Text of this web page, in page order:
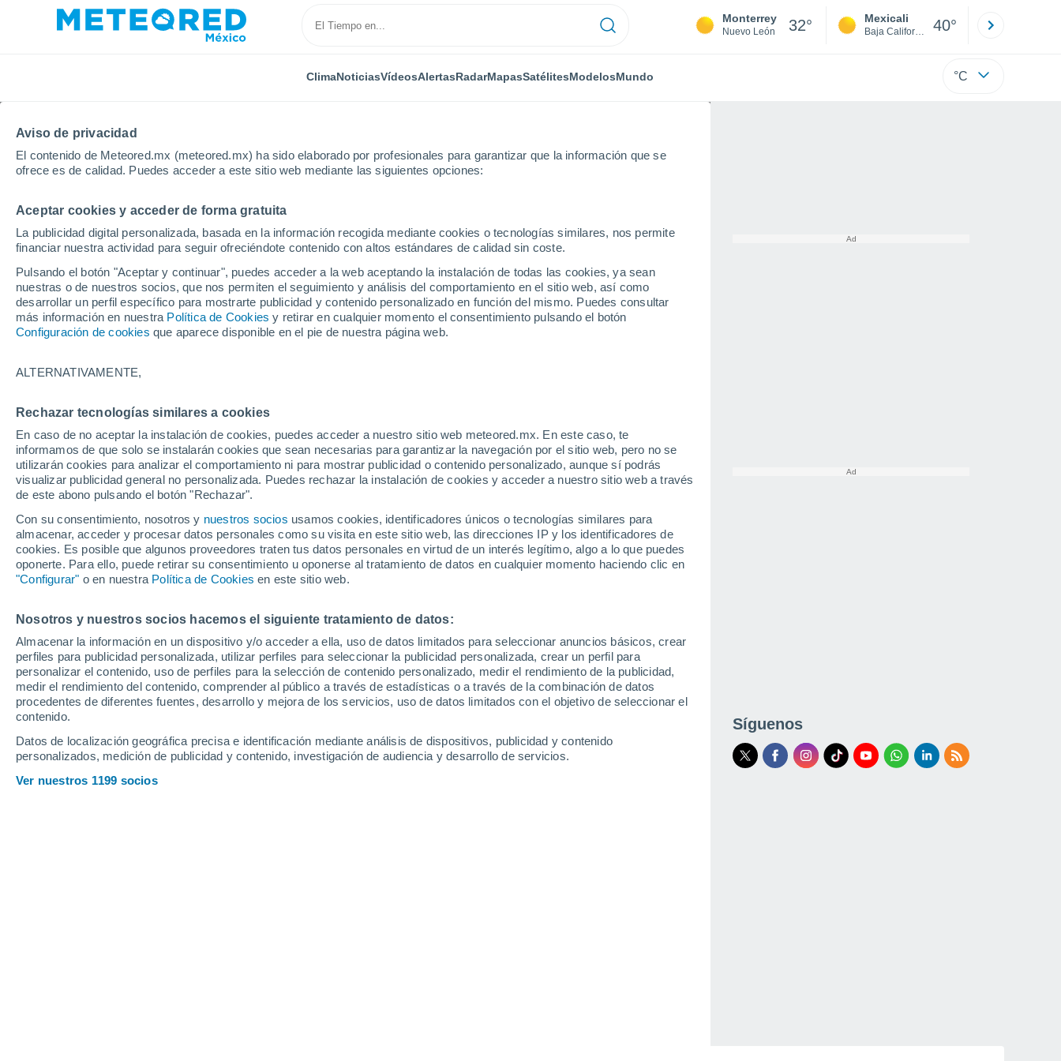
Aviso de privacidad
El contenido de Meteored.mx (meteored.mx) ha sido elaborado por profesionales para garantizar que la información que se
ofrece es de calidad. Puedes acceder a este sitio web mediante las siguientes opciones:
Aceptar cookies y acceder de forma gratuita
La publicidad digital personalizada, basada en la información recogida mediante cookies o tecnologías similares, nos permite
financiar nuestra actividad para seguir ofreciéndote contenido con altos estándares de calidad sin coste.
Pulsando el botón "Aceptar y continuar", puedes acceder a la web aceptando la instalación de todas las cookies, ya sean
nuestras o de nuestros socios, que nos permiten el seguimiento y análisis del comportamiento en el sitio web, así como
desarrollar un perfil específico para mostrarte publicidad y contenido personalizado en función del mismo. Puedes consultar
más información en nuestra Política de Cookies y retirar en cualquier momento el consentimiento pulsando el botón
Configuración de cookies que aparece disponible en el pie de nuestra página web.
ALTERNATIVAMENTE,
Rechazar tecnologías similares a cookies
En caso de no aceptar la instalación de cookies, puedes acceder a nuestro sitio web meteored.mx. En este caso, te
informamos de que solo se instalarán cookies que sean necesarias para garantizar la navegación por el sitio web, pero no se
utilizarán cookies para analizar el comportamiento ni para mostrar publicidad o contenido personalizado, aunque sí podrás
visualizar publicidad general no personalizada. Puedes rechazar la instalación de cookies y acceder a nuestro sitio web a través
de este abono pulsando el botón "Rechazar".
Con su consentimiento, nosotros y nuestros socios usamos cookies, identificadores únicos o tecnologías similares para
almacenar, acceder y procesar datos personales como su visita en este sitio web, las direcciones IP y los identificadores de
cookies. Es posible que algunos proveedores traten tus datos personales en virtud de un interés legítimo, algo a lo que puedes
oponerte. Para ello, puede retirar su consentimiento u oponerse al tratamiento de datos en cualquier momento haciendo clic en
"Configurar" o en nuestra Política de Cookies en este sitio web.
Nosotros y nuestros socios hacemos el siguiente tratamiento de datos:
Almacenar la información en un dispositivo y/o acceder a ella, uso de datos limitados para seleccionar anuncios básicos, crear
perfiles para publicidad personalizada, utilizar perfiles para seleccionar la publicidad personalizada, crear un perfil para
personalizar el contenido, uso de perfiles para la selección de contenido personalizado, medir el rendimiento de la publicidad,
medir el rendimiento del contenido, comprender al público a través de estadísticas o a través de la combinación de datos
procedentes de diferentes fuentes, desarrollo y mejora de los servicios, uso de datos limitados con el objetivo de seleccionar el
contenido.
Datos de localización geográfica precisa e identificación mediante análisis de dispositivos, publicidad y contenido
personalizados, medición de publicidad y contenido, investigación de audiencia y desarrollo de servicios.
Ver nuestros 1199 socios
Monterrey
Nuevo León 32° Mexicali
Baja California 40°
ClimaNoticiasVídeosAlertasRadarMapasSatélitesModelosMundo °C
Inicio Suiza Vaud
Clima en Vaud
Hoy, 6 agosto Todo el día Símbolo
28°
18°
Lausana
23°
14°
Leysin
30°
19°
Morges
29°
Moudon
29°
19°
Nyon
16°
Orbe
17°
Yverdon-
Les-Bains
23°
15°
Les
Diablerets
Síguenos